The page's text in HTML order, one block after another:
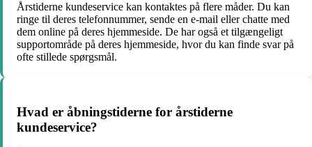
Årstiderne kundeservice kan kontaktes på flere måder. Du kan
ringe til deres telefonnummer, sende en e-mail eller chatte med
dem online på deres hjemmeside. De har også et tilgængeligt
supportområde på deres hjemmeside, hvor du kan finde svar på
ofte stillede spørgsmål.
Hvad er åbningstiderne for årstiderne
kundeservice?